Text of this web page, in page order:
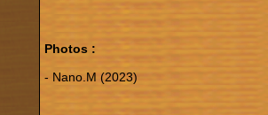
Photos :
- Nano.M (2023)